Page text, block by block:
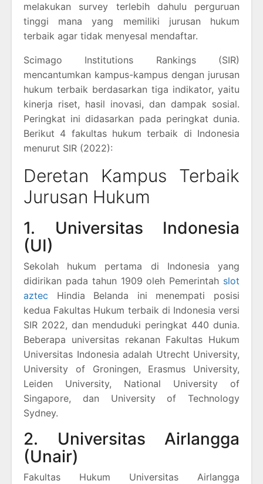
melakukan survey terlebih dahulu perguruan
tinggi mana yang memiliki jurusan hukum
terbaik agar tidak menyesal mendaftar.
Scimago Institutions Rankings (SIR)
mencantumkan kampus-kampus dengan jurusan
hukum terbaik berdasarkan tiga indikator, yaitu
kinerja riset, hasil inovasi, dan dampak sosial.
Peringkat ini didasarkan pada peringkat dunia.
Berikut 4 fakultas hukum terbaik di Indonesia
menurut SIR (2022):
Deretan Kampus Terbaik
Jurusan Hukum
1. Universitas Indonesia
(UI)
Sekolah hukum pertama di Indonesia yang
didirikan pada tahun 1909 oleh Pemerintah slot
aztec Hindia Belanda ini menempati posisi
kedua Fakultas Hukum terbaik di Indonesia versi
SIR 2022, dan menduduki peringkat 440 dunia.
Beberapa universitas rekanan Fakultas Hukum
Universitas Indonesia adalah Utrecht University,
University of Groningen, Erasmus University,
Leiden University, National University of
Singapore, dan University of Technology
Sydney.
2. Universitas Airlangga
(Unair)
Fakultas Hukum Universitas Airlangga